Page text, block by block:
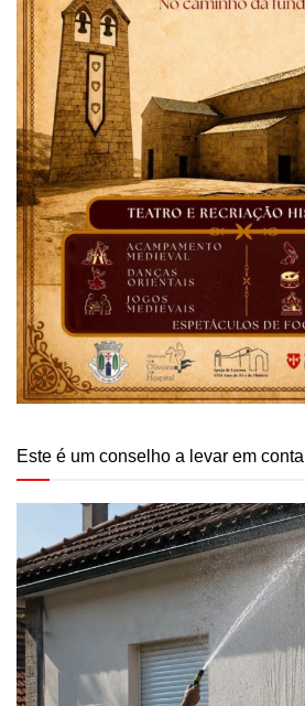
Este é um conselho a levar em conta